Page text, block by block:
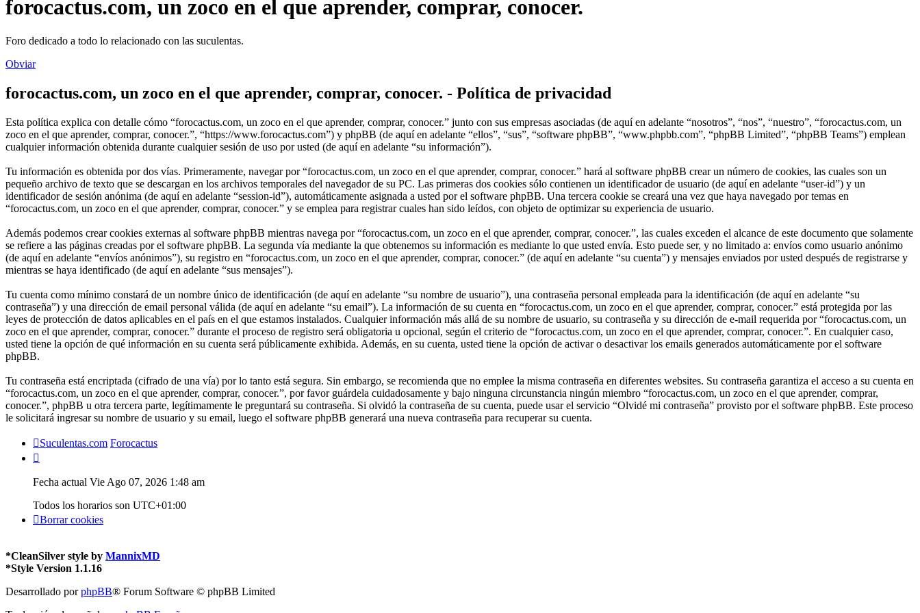
forocactus.com, un zoco en el que aprender, comprar, conocer.
Foro dedicado a todo lo relacionado con las suculentas.
Obviar
forocactus.com, un zoco en el que aprender, comprar, conocer. - Política de privacidad
Esta política explica con detalle cómo “forocactus.com, un zoco en el que aprender, comprar, conocer.” junto con sus empresas asociadas (de aquí en adelante “nosotros”, “nos”, “nuestro”, “forocactus.com, un
zoco en el que aprender, comprar, conocer.”, “https://www.forocactus.com”) y phpBB (de aquí en adelante “ellos”, “sus”, “software phpBB”, “www.phpbb.com”, “phpBB Limited”, “phpBB Teams”) emplean
cualquier información obtenida durante cualquier sesión de uso por usted (de aquí en adelante “su información”).
Tu información es obtenida por dos vías. Primeramente, navegar por “forocactus.com, un zoco en el que aprender, comprar, conocer.” hará al software phpBB crear un número de cookies, las cuales son un
pequeño archivo de texto que se descargan en los archivos temporales del navegador de su PC. Las primeras dos cookies sólo contienen un identificador de usuario (de aquí en adelante “user-id”) y un
identificador de sesión anónima (de aquí en adelante “session-id”), automáticamente asignada a usted por el software phpBB. Una tercera cookie se creará una vez que haya navegado por temas en
“forocactus.com, un zoco en el que aprender, comprar, conocer.” y se emplea para registrar cuales han sido leídos, con objeto de optimizar su experiencia de usuario.
Además podemos crear cookies externas al software phpBB mientras navega por “forocactus.com, un zoco en el que aprender, comprar, conocer.”, las cuales exceden el alcance de este documento que solamente
se refiere a las páginas creadas por el software phpBB. La segunda vía mediante la que obtenemos su información es mediante lo que usted envía. Esto puede ser, y no limitado a: envíos como usuario anónimo
(de aquí en adelante “envíos anónimos”), su registro en “forocactus.com, un zoco en el que aprender, comprar, conocer.” (de aquí en adelante “su cuenta”) y mensajes enviados por usted después de registrarse y
mientras se haya identificado (de aquí en adelante “sus mensajes”).
Tu cuenta como mínimo constará de un nombre único de identificación (de aquí en adelante “su nombre de usuario”), una contraseña personal empleada para la identificación (de aquí en adelante “su
contraseña”) y una dirección de email personal válida (de aquí en adelante “su email”). La información de su cuenta en “forocactus.com, un zoco en el que aprender, comprar, conocer.” está protegida por las
leyes de protección de datos aplicables en el país en el que estamos instalados. Cualquier información más allá de su nombre de usuario, su contraseña y su dirección de e-mail requerida por “forocactus.com, un
zoco en el que aprender, comprar, conocer.” durante el proceso de registro será obligatoria u opcional, según el criterio de “forocactus.com, un zoco en el que aprender, comprar, conocer.”. En cualquier caso,
usted tiene la opción de qué información en su cuenta será públicamente exhibida. Además, en su cuenta, usted tiene la opción de activar o desactivar los emails generados automáticamente por el software
phpBB.
Tu contraseña está encriptada (cifrado de una vía) por lo tanto está segura. Sin embargo, se recomienda que no emplee la misma contraseña en diferentes websites. Su contraseña garantiza el acceso a su cuenta en
“forocactus.com, un zoco en el que aprender, comprar, conocer.”, por favor guárdela cuidadosamente y bajo ninguna circunstancia ningún miembro “forocactus.com, un zoco en el que aprender, comprar,
conocer.”, phpBB u otra tercera parte, legítimamente le preguntará su contraseña. Si olvidó la contraseña de su cuenta, puede usar el servicio “Olvidé mi contraseña” provisto por el software phpBB. Este proceso
le solicitará ingresar su nombre de usuario y su email, luego el software phpBB generará una nueva contraseña para recuperar su cuenta.
Suculentas.com Forocactus
Fecha actual Vie Ago 07, 2026 1:48 am
Todos los horarios son UTC+01:00
Borrar cookies
*CleanSilver style by MannixMD
*Style Version 1.1.16
Desarrollado porphpBB® Forum Software © phpBB Limited